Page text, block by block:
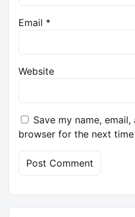
Email *
Website
Save my name,
browser for the next